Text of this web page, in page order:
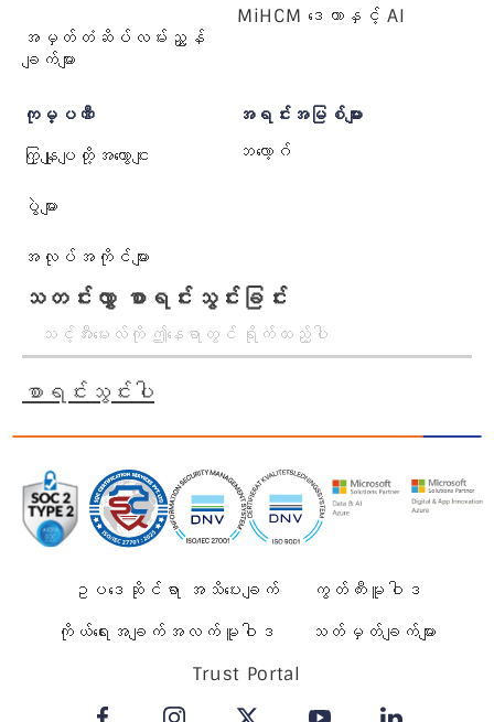
အမှတ်တံဆိပ်လမ်းညွှန်
ချက်များ
MiHCM ဒေတာနှင့် AI
ကုမ္ပဏီ
ကြှနျုပျတို့အကွောငျး
ပွဲများ
အလုပ်အကိုင်များ
အရင်းအမြစ်များ
ဘလော့ဂ်
သတင်းလွှာ စာရင်းသွင်းခြင်း
စာရင်းသွင်းပါ
ဥပဒေဆိုင်ရာ အသိပေးချက်
ကွတ်ကီးမူဝါဒ
ကိုယ်ရေးအချက်အလက်မူဝါဒ
သတ်မှတ်ချက်များ
Trust Portal